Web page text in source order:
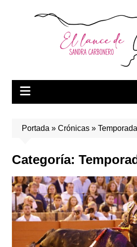
Portada » Crónicas»
Categoría: